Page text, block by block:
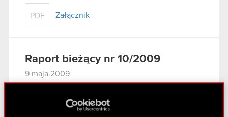
PDF Załącznik
Raport bieżący nr 10/2009
9 maja 2009
w zakresie treści Sprawozdania Zarządu